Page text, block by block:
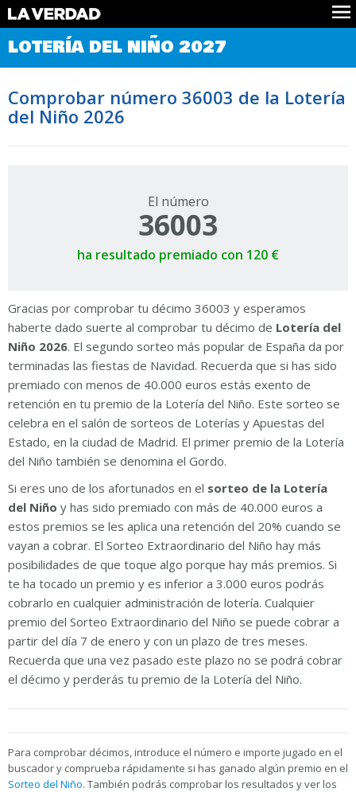
Comprobar Loteria del Niño
Premios
Noticias
Datos
Historia
LOTERÍA DEL NIÑO 2027
Comprobar número 36003 de la Lotería
del Niño 2026
El número
36003
ha resultado premiado con 120 €
Gracias por comprobar tu décimo 36003 y esperamos
haberte dado suerte al comprobar tu décimo de Lotería del
Niño 2026. El segundo sorteo más popular de España da por
terminadas las fiestas de Navidad. Recuerda que si has sido
premiado con menos de 40.000 euros estás exento de
retención en tu premio de la Lotería del Niño. Este sorteo se
celebra en el salón de sorteos de Loterías y Apuestas del
Estado, en la ciudad de Madrid. El primer premio de la Lotería
del Niño también se denomina el Gordo.
Si eres uno de los afortunados en el sorteo de la Lotería
del Niño y has sido premiado con más de 40.000 euros a
estos premios se les aplica una retención del 20% cuando se
vayan a cobrar. El Sorteo Extraordinario del Niño hay más
posibilidades de que toque algo porque hay más premios. Si
te ha tocado un premio y es inferior a 3.000 euros podrás
cobrarlo en cualquier administración de lotería. Cualquier
premio del Sorteo Extraordinario del Niño se puede cobrar a
partir del día 7 de enero y con un plazo de tres meses.
Recuerda que una vez pasado este plazo no se podrá cobrar
el décimo y perderás tu premio de la Lotería del Niño.
Para comprobar décimos, introduce el número e importe jugado en el
buscador y comprueba rápidamente si has ganado algún premio en el
Sorteo del Niño. También podrás comprobar los resultados y ver los